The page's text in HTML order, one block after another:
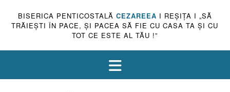
BISERICA PENTICOSTALĂ CEZAREEA I REŞIŢA I „SĂ
TRĂIEŞTI ÎN PACE, ŞI PACEA SĂ FIE CU CASA TA ŞI CU
TOT CE ESTE AL TĂU !”